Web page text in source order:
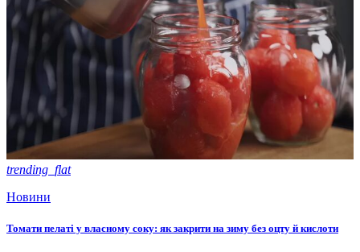
trending_flat
Новини
Томати пелаті у власному соку: як закрити на зиму без оцту й кислоти